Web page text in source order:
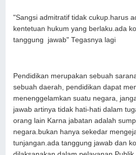
"Sangsi admitratif tidak cukup.harus
kentetuan hukum yang berlaku.ada
tanggung jawab" Tegasnya lagi
Pendidikan merupakan sebuah
sebuah daerah, pendidikan dapat
menenggelamkan suatu negara,
jawab artinya tidak hati-hati dalam
orang lain Karna jabatan adalah
negara.bukan hanya sekedar
tunjangan.ada tanggung jawab dan